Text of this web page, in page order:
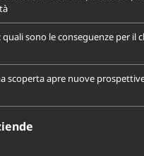
sono le conseguenze per il
scoperta apre nuove